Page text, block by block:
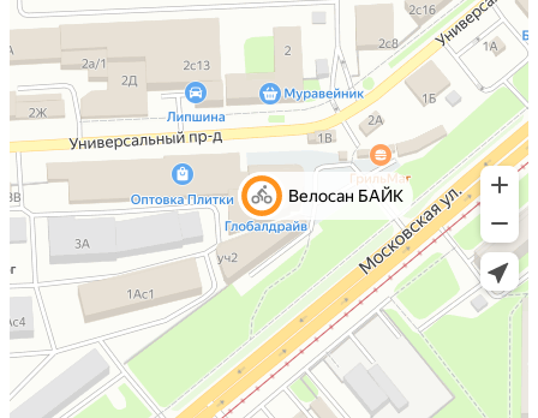
10100 "BEAVERTAIL" ком-т крыльев 26-28"
1 990 р
0
10343 "SHOCKBOARD" -велокрыло переднее белое
1 199 р
1 499 р